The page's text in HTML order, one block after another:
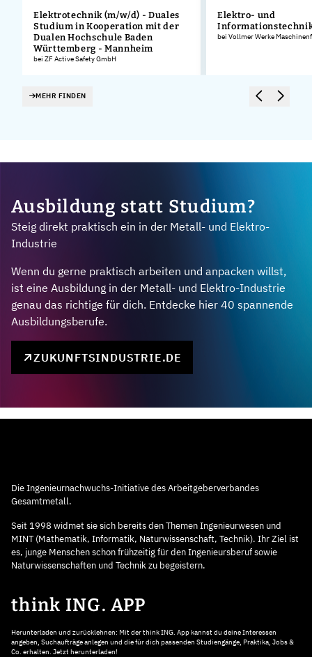
Elektrotechnik (m/w/d) - Duales
Studium in Kooperation mit der
Dualen Hochschule Baden
Württemberg - Mannheim
bei ZF Active Safety GmbH
Elektro- und
bei Vollmer Werke
MEHR FINDEN
Ausbildung statt Studium?
Steig direkt praktisch ein in der Metall- und Elektro-
Industrie
Wenn du gerne praktisch arbeiten und anpacken willst,
ist eine Ausbildung in der Metall- und Elektro-Industrie
genau das richtige für dich. Entdecke hier 40 spannende
Ausbildungsberufe.
ZUKUNFTSINDUSTRIE.DE
Die Ingenieurnachwuchs-Initiative des Arbeitgeberverbandes
Gesamtmetall.
Seit 1998 widmet sie sich bereits den Themen Ingenieurwesen und
MINT (Mathematik, Informatik, Naturwissenschaft, Technik). Ihr Ziel ist
es, junge Menschen schon frühzeitig für den Ingenieursberuf sowie
Naturwissenschaften und Technik zu begeistern.
think ING. APP
Herunterladen und zurücklehnen: Mit der think ING. App kannst du deine Interessen
angeben, Suchaufträge anlegen und die für dich passenden Studiengänge, Praktika, Jobs &
Co. erhalten. Jetzt herunterladen!